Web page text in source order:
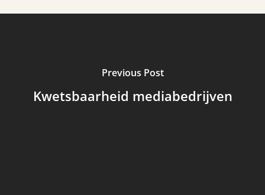
Previous Post
Kwetsbaarheid mediabedrijven